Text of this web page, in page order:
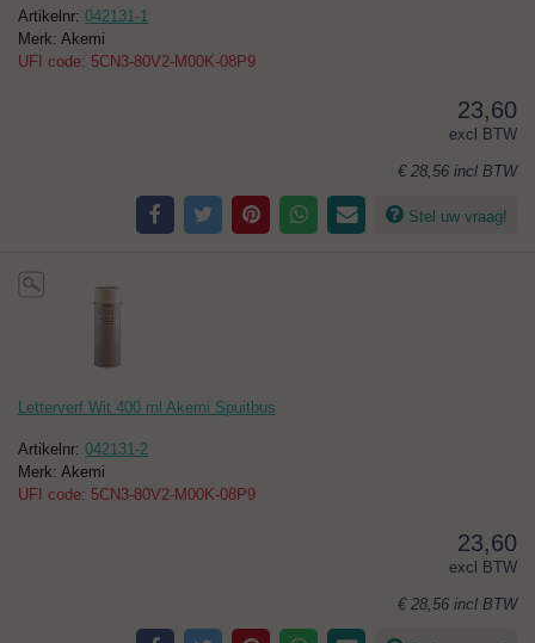
Artikelnr: 042131-1
Merk: Akemi
UFI code: 5CN3-80V2-M00K-08P9
23,60
excl BTW
€ 28,56 incl BTW
Stel uw vraag!
Letterverf Wit 400 ml Akemi Spuitbus
Artikelnr: 042131-2
Merk: Akemi
UFI code: 5CN3-80V2-M00K-08P9
23,60
excl BTW
€ 28,56 incl BTW